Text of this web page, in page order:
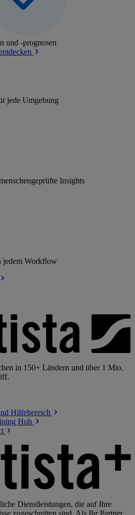
und -prognosen
jede Umgebung
Insights
jedem Workflow
in 150+ Ländern und über 1 Mio.
Hilfebereich
Hub
Dienstleistungen, die auf Ihre
zugeschnitten sind. Als Ihr Partner